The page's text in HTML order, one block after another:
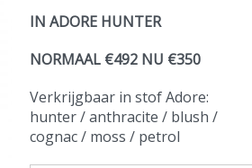
IN ADORE HUNTER
NORMAAL €492 NU €350
Verkrijgbaar in stof Adore:
hunter / anthracite / blush /
cognac / moss / petrol